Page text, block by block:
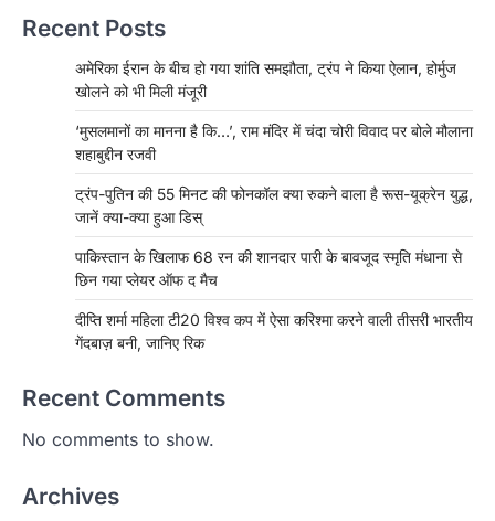
Recent Posts
अमेरिका ईरान के बीच हो गया शांति समझौता, ट्रंप ने किया ऐलान, होर्मुज
खोलने को भी मिली मंजूरी
‘मुसलमानों का मानना है कि…’, राम मंदिर में चंदा चोरी विवाद पर बोले मौलाना
शहाबुद्दीन रजवी
ट्रंप-पुतिन की 55 मिनट की फोनकॉल क्या रुकने वाला है रूस-यूक्रेन युद्ध,
जानें क्या-क्या हुआ डिस्
पाकिस्तान के खिलाफ 68 रन की शानदार पारी के बावजूद स्मृति मंधाना से
छिन गया प्लेयर ऑफ द मैच
दीप्ति शर्मा महिला टी20 विश्व कप में ऐसा करिश्मा करने वाली तीसरी भारतीय
गेंदबाज़ बनी, जानिए रिक
Recent Comments
No comments to show.
Archives